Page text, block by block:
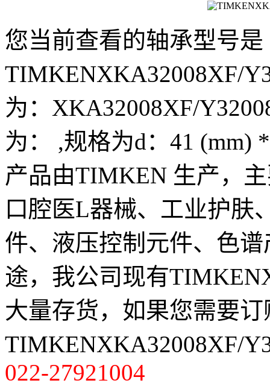
您当前查看的轴承型号是
TIMKENXKA32008XF/
为：XKA32008XF/
为： ,规格为d：41 (mm)
产品由TIMKEN 生产，
口腔医L器械、工业护肤
件、液压控制元件、色
途，我公司现有
大量存货，如果您需要订
TIMKENXKA32008XF/
022-27921004